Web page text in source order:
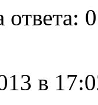
ответа:
в